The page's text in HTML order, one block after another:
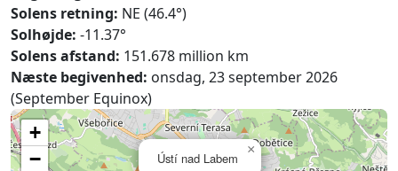
Solens retning: NE (46.4°)
Solhøjde: -11.37°
Solens afstand: 151.678 million km
Næste begivenhed: onsdag, 23 september 2026
(September Equinox)
Ústí nad Labem
×
+
−